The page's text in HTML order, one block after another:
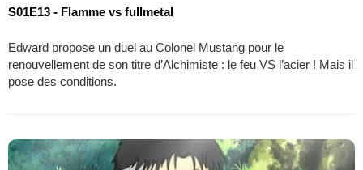
S01E13 - Flamme vs fullmetal
Edward propose un duel au Colonel Mustang pour le
renouvellement de son titre d’Alchimiste : le feu VS l’acier ! Mais il
pose des conditions.